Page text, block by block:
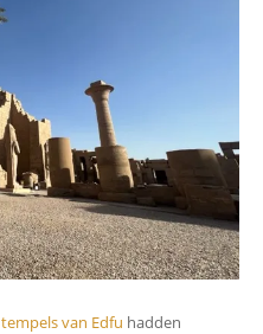
tempels van Edfu hadden